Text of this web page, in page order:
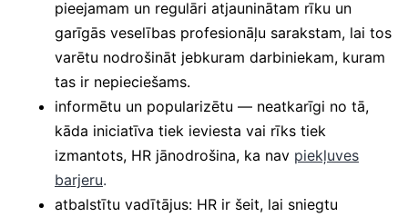
pieejamam un regulāri atjauninātam rīku un
garīgās veselības profesionāļu sarakstam, lai tos
varētu nodrošināt jebkuram darbiniekam, kuram
tas ir nepieciešams.
informētu un popularizētu — neatkarīgi no tā,
kāda iniciatīva tiek ieviesta vai rīks tiek
izmantots, HR jānodrošina, ka nav piekļuves
barjeru.
atbalstītu vadītājus: HR ir šeit, lai sniegtu